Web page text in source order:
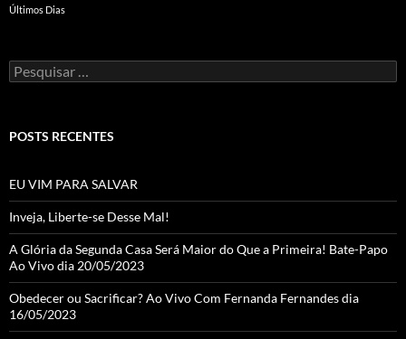
Últimos Dias
Pesquisar
por:
POSTS RECENTES
EU VIM PARA SALVAR
Inveja, Liberte-se Desse Mal!
A Glória da Segunda Casa Será Maior do Que a Primeira! Bate-Papo
Ao Vivo dia 20/05/2023
Obedecer ou Sacrificar? Ao Vivo Com Fernanda Fernandes dia
16/05/2023